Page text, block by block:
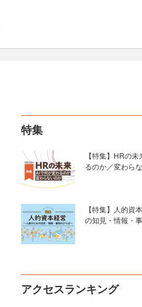
特集
【特集】HRの
るのか／変わら
【特集】人的資
の知見・情報・
アクセスランキング